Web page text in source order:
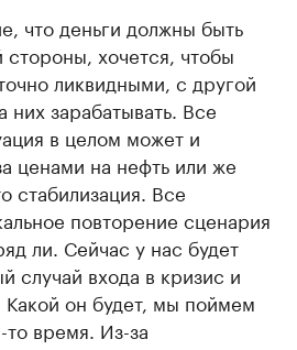
что деньги должны быть
хочется, чтобы
ликвидными, с другой
них зарабатывать. Все
в целом может и
ценами на нефть или же
стабилизация. Все
повторение сценария
ли. Сейчас у нас будет
случай входа в кризис и
Какой он будет, мы поймем
то время. Из-за